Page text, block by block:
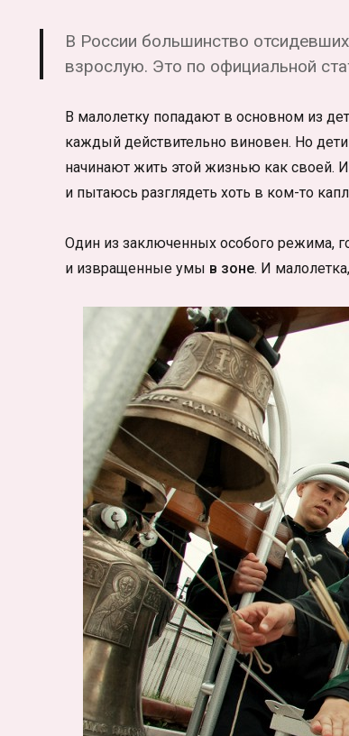
В России большинство
взрослую. Это по официальной
В малолетку попадают в основном из
каждый действительно виновен. Но
начинают жить этой жизнью как своей.
и пытаюсь разглядеть хоть в ком-то
Один из заключенных особого режима,
и извращенные умы в зоне. И